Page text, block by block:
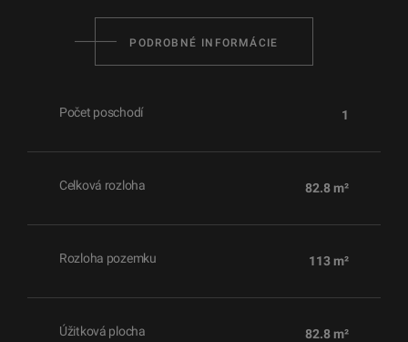
PODROBNÉ INFORMÁCIE
Počet poschodí 1
Celková rozloha 82.8 m²
Rozloha pozemku 113 m²
Úžitková plocha 82.8 m²